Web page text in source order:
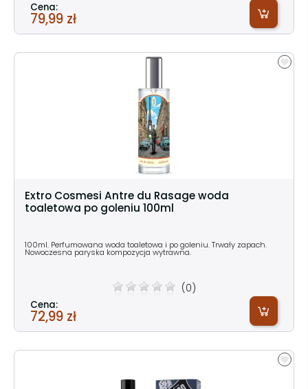
Cena:
79,99 zł
Extro Cosmesi Antre du Rasage woda
toaletowa po goleniu 100ml
100ml. Perfumowana woda toaletowa i po goleniu. Trwały zapach.
Nowoczesna paryska kompozycja wytrawna.
(0)
Cena:
72,99 zł